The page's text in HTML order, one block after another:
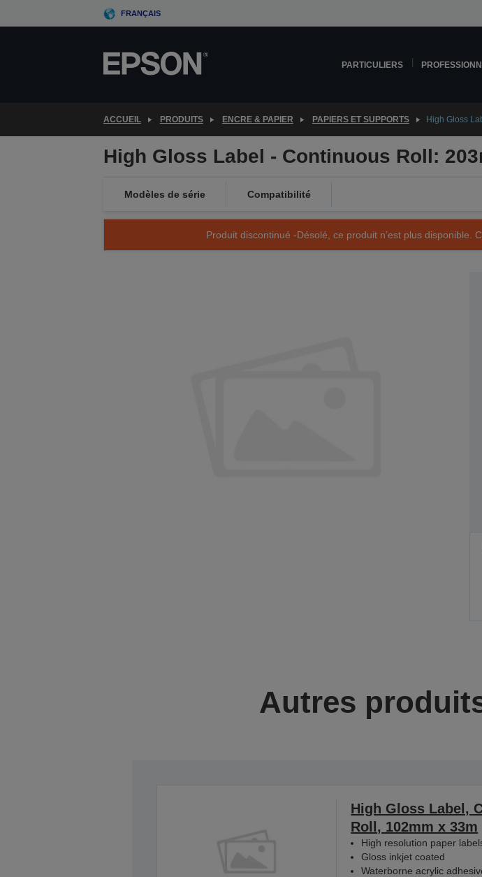
to
FRANÇAIS
PARTICULIERS
ACCUEIL PRODUITS ENCRE & PAPIER PAPIERS ET SUPPORTS High Gloss
High Gloss Label - Continuous Roll:
Modèles de série Compatibilité
Produit discontinué -Désolé, ce produit n’est plus disponible.
Autres
High Gloss Label,
Roll, 102mm x 33m
High resolution paper
Gloss inkjet coated
Waterborne acrylic